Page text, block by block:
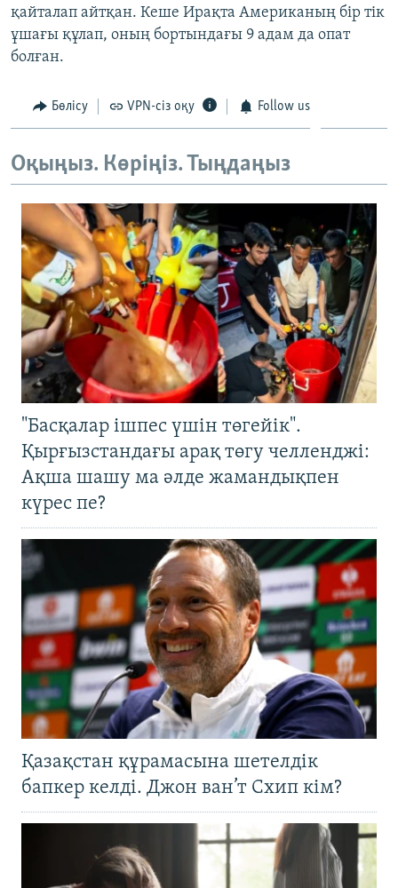
қайталап айтқан. Кеше Ирақта Американың бір тік
ұшағы құлап, оның бортындағы 9 адам да опат
болған.
Бөлісу VPN-сіз оқу Follow us
Оқыңыз. Көріңіз. Тыңдаңыз
"Басқалар ішпес үшін төгейік".
Қырғызстандағы арақ төгу челленджі:
Ақша шашу ма әлде жамандықпен
күрес пе?
Қазақстан құрамасына шетелдік
бапкер келді. Джон ван’т Схип кім?